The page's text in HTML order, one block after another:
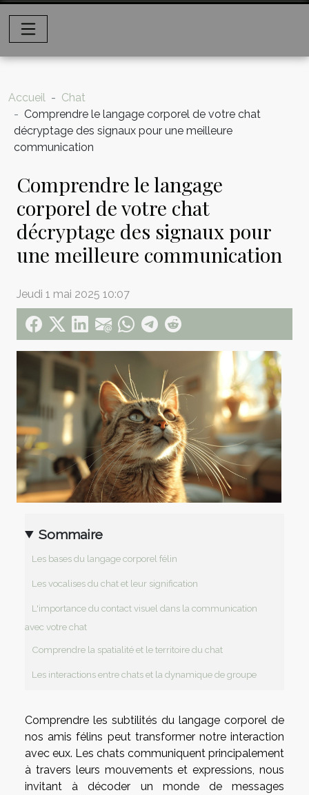
Accueil
Chat
Comprendre le langage corporel de votre chat
décryptage des signaux pour une meilleure
communication
Comprendre le langage
corporel de votre chat
décryptage des signaux pour
une meilleure communication
Jeudi 1 mai 2025 10:07
Sommaire
Les bases du langage corporel félin
Les vocalises du chat et leur signification
L'importance du contact visuel dans la communication
avec votre chat
Comprendre la spatialité et le territoire du chat
Les interactions entre chats et la dynamique de groupe
Comprendre les subtilités du langage corporel de
nos amis félins peut transformer notre interaction
avec eux. Les chats communiquent principalement
à travers leurs mouvements et expressions, nous
invitant à décoder un monde de messages